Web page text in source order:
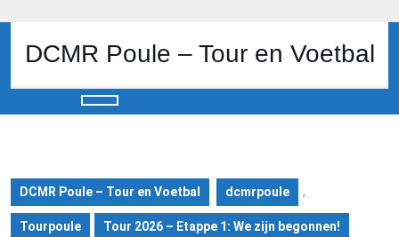
to
contentDCMR Poule – Tour en Voetbal
Button
DCMR Poule – Tour en Voetbal dcmrpoule ,
Tourpoule Tour 2026 – Etappe 1: We zijn begonnen!